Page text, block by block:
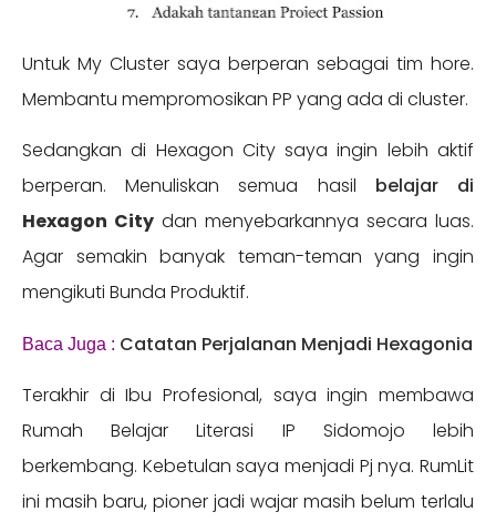
Untuk My Cluster saya berperan sebagai tim hore.
Membantu mempromosikan PP yang ada di cluster.
Sedangkan di Hexagon City saya ingin lebih aktif
berperan. Menuliskan semua hasil belajar di
Hexagon City dan menyebarkannya secara luas.
Agar semakin banyak teman-teman yang ingin
mengikuti Bunda Produktif.
Baca Juga : Catatan Perjalanan Menjadi Hexagonia
Terakhir di Ibu Profesional, saya ingin membawa
Rumah Belajar Literasi IP Sidomojo lebih
berkembang. Kebetulan saya menjadi Pj nya. RumLit
ini masih baru, pioner jadi wajar masih belum terlalu